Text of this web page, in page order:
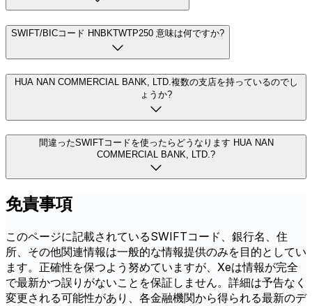
SWIFT/BICコード HNBKTWTP250 意味は何ですか?
HUA NAN COMMERCIAL BANK, LTD.複数の支店を持っているのでし
ょうか?
間違ったSWIFTコードを使ったらどうなります HUA NAN
COMMERCIAL BANK, LTD.?
免責事項
このページに記載されているSWIFTコード、銀行名、住
所、その他関連情報は一般的な情報提供のみを目的としてい
ます。正確性を保つよう努めていますが、Xeは情報が完全
で最新かつ誤りがないことを保証しません。詳細は予告なく
変更される可能性があり、各金融機関から得られる最新のデ